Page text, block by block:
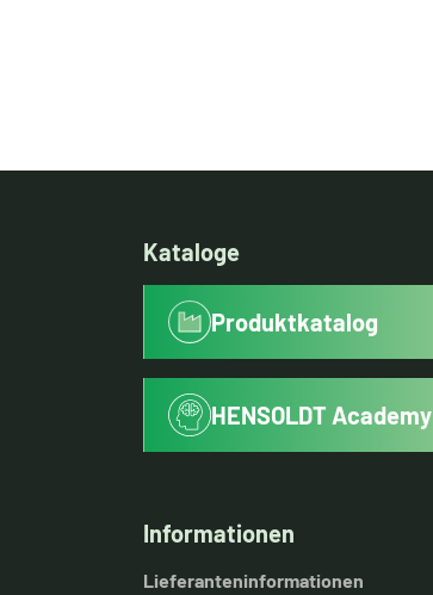
Kataloge
Produktkatalog
HENSOLDT Academy
Informationen
Lieferanteninformationen